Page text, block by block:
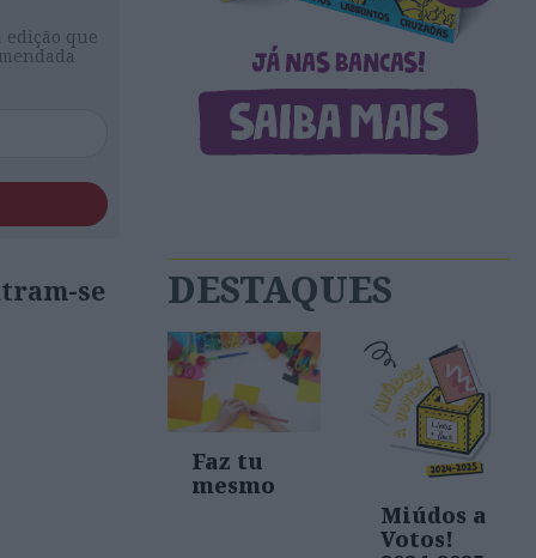
que
se
DESTAQUES
Faz tu
mesmo
Miúdos a
Votos!